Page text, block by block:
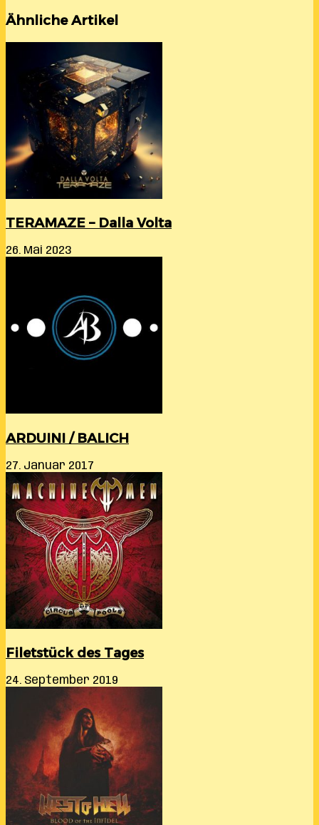
Ähnliche Artikel
TERAMAZE – Dalla Volta
26. Mai 2023
ARDUINI / BALICH
27. Januar 2017
Filetstück des Tages
24. September 2019